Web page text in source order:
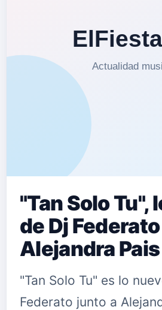
"Tan Solo Tu",
de Dj
Alejandra Pais
"Tan Solo Tu" es lo
Federato junto a